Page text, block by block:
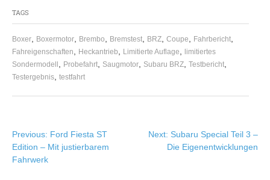
TAGS
Boxer Boxermotor Brembo Bremstest BRZ Coupe Fahrbericht
Fahreigenschaften Heckantrieb Limitierte Auflage
limitiertes
Sondermodell
Probefahrt Saugmotor Subaru BRZ Testbericht
Testergebnis testfahrt
Beitragsnavigation
Previous: Ford Fiesta ST
Edition – Mit justierbarem
Fahrwerk
Next: Subaru Special Teil 3 –
Die Eigenentwicklungen